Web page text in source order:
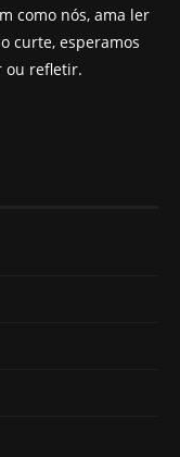
como nós, ama ler
curte, esperamos
ou refletir.